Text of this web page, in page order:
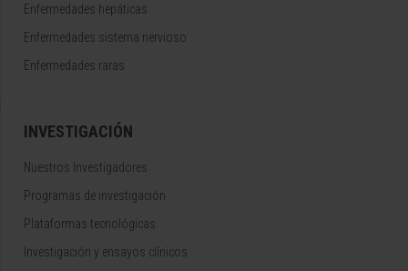
Enfermedades hepáticas
Enfermedades sistema nervioso
Enfermedades raras
INVESTIGACIÓN
Nuestros Investigadores
Programas de investigación
Plataformas tecnológicas
Investigación y ensayos clínicos